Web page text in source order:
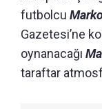
futbolcu
Gazetesi’ne
oynanacağı
taraftar